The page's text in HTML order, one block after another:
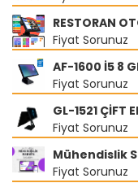
RESTORAN
Fiyat Sorunuz
AF-1600 İ5 8
Fiyat Sorunuz
GL-1521 ÇİFT
Fiyat Sorunuz
Mühendislik
Fiyat Sorunuz